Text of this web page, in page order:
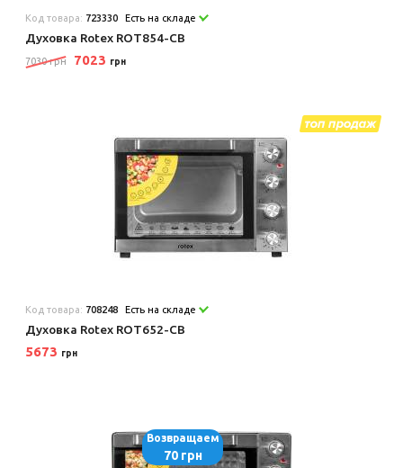
Код товара: 723330 Есть на складе
Духовка Rotex ROT854-CB
7030 грн 7023 грн
Код товара: 708248 Есть на складе
Духовка Rotex ROT652-CB
5673 грн
Возвращаем
70 грн